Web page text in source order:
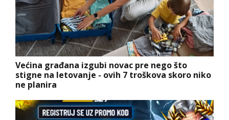
Većina građana izgubi novac pre nego što
stigne na letovanje - ovih 7 troškova skoro niko
ne planira